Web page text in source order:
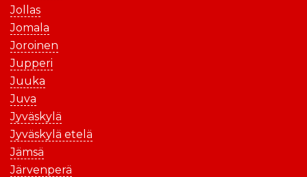
Jollas
Jomala
Joroinen
Jupperi
Juuka
Juva
Jyväskylä
Jyväskylä etelä
Jämsä
Järvenperä